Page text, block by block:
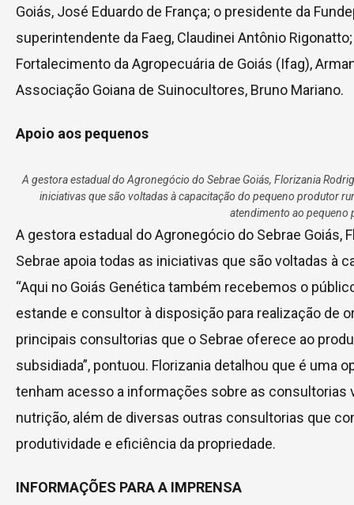
Goiás, José Eduardo de França; o presidente da
superintendente da Faeg, Claudinei Antônio
Fortalecimento da Agropecuária de Goiás (Ifag),
Associação Goiana de Suinocultores, Bruno Mariano.
Apoio aos pequenos
A gestora estadual do Agronegócio do Sebrae Goiás, Florizania
iniciativas que são voltadas à capacitação do pequeno produtor
atendimento ao pequeno
A gestora estadual do Agronegócio do Sebrae Goiás,
Sebrae apoia todas as iniciativas que são voltadas à
“Aqui no Goiás Genética também recebemos o
estande e consultor à disposição para realização de
principais consultorias que o Sebrae oferece ao
subsidiada”, pontuou. Florizania detalhou que é uma
tenham acesso a informações sobre as consultorias
nutrição, além de diversas outras consultorias que
produtividade e eficiência da propriedade.
INFORMAÇÕES PARA A IMPRENSA